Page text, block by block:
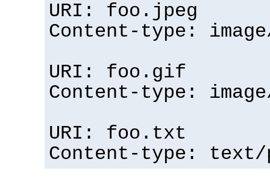
URI: foo.jpeg
Content-type:
URI: foo.gif
Content-type:
URI: foo.txt
Content-type: